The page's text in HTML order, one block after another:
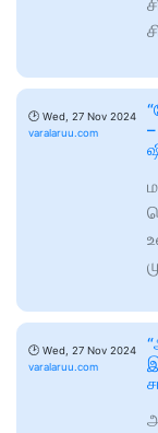
🕑 Wed, 27 Nov 2024
varalaruu.com
🕑 Wed, 27 Nov 2024
varalaruu.com